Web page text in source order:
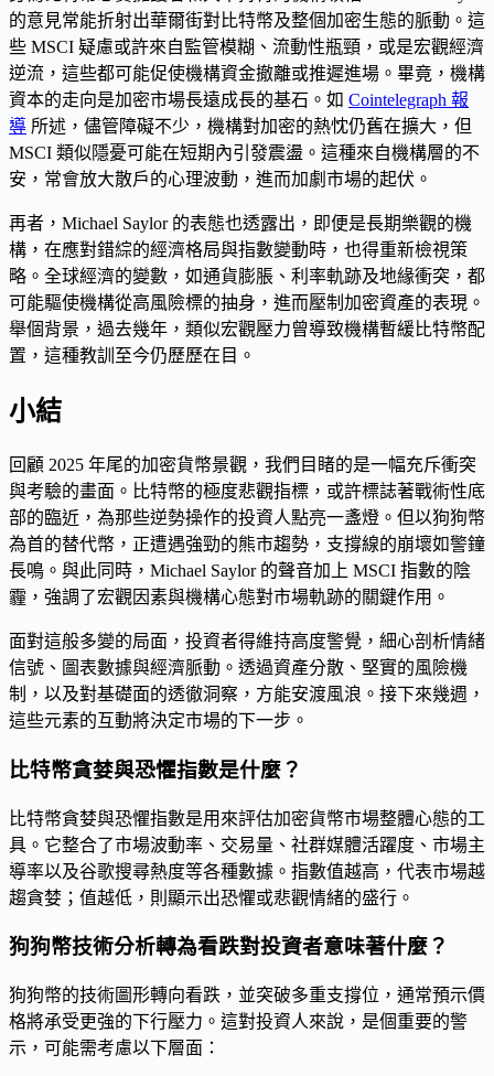
的意見常能折射出華爾街對比特幣及整個加密生態的脈動。這
些 MSCI 疑慮或許來自監管模糊、流動性瓶頸，或是宏觀經濟
逆流，這些都可能促使機構資金撤離或推遲進場。畢竟，機構
資本的走向是加密市場長遠成長的基石。如 Cointelegraph 報
導 所述，儘管障礙不少，機構對加密的熱忱仍舊在擴大，但
MSCI 類似隱憂可能在短期內引發震盪。這種來自機構層的不
安，常會放大散戶的心理波動，進而加劇市場的起伏。
再者，Michael Saylor 的表態也透露出，即便是長期樂觀的機
構，在應對錯綜的經濟格局與指數變動時，也得重新檢視策
略。全球經濟的變數，如通貨膨脹、利率軌跡及地緣衝突，都
可能驅使機構從高風險標的抽身，進而壓制加密資產的表現。
舉個背景，過去幾年，類似宏觀壓力曾導致機構暫緩比特幣配
置，這種教訓至今仍歷歷在目。
小結
回顧 2025 年尾的加密貨幣景觀，我們目睹的是一幅充斥衝突
與考驗的畫面。比特幣的極度悲觀指標，或許標誌著戰術性底
部的臨近，為那些逆勢操作的投資人點亮一盞燈。但以狗狗幣
為首的替代幣，正遭遇強勁的熊市趨勢，支撐線的崩壞如警鐘
長鳴。與此同時，Michael Saylor 的聲音加上 MSCI 指數的陰
霾，強調了宏觀因素與機構心態對市場軌跡的關鍵作用。
面對這般多變的局面，投資者得維持高度警覺，細心剖析情緒
信號、圖表數據與經濟脈動。透過資產分散、堅實的風險機
制，以及對基礎面的透徹洞察，方能安渡風浪。接下來幾週，
這些元素的互動將決定市場的下一步。
比特幣貪婪與恐懼指數是什麼？
比特幣貪婪與恐懼指數是用來評估加密貨幣市場整體心態的工
具。它整合了市場波動率、交易量、社群媒體活躍度、市場主
導率以及谷歌搜尋熱度等各種數據。指數值越高，代表市場越
趨貪婪；值越低，則顯示出恐懼或悲觀情緒的盛行。
狗狗幣技術分析轉為看跌對投資者意味著什麼？
狗狗幣的技術圖形轉向看跌，並突破多重支撐位，通常預示價
格將承受更強的下行壓力。這對投資人來說，是個重要的警
示，可能需考慮以下層面：